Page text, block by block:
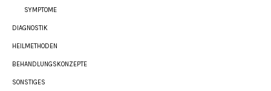
SYMPTOME
DIAGNOSTIK
HEILMETHODEN
BEHANDLUNGSKONZEPTE
SONSTIGES